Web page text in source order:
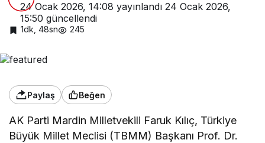
24 Ocak 2026, 14:08 yayınlandı 24 Ocak 2026,
15:50 güncellendi
1dk, 48sn 245
Paylaş Beğen
AK Parti Mardin Milletvekili Faruk Kılıç, Türkiye
Büyük Millet Meclisi (TBMM) Başkanı Prof. Dr.